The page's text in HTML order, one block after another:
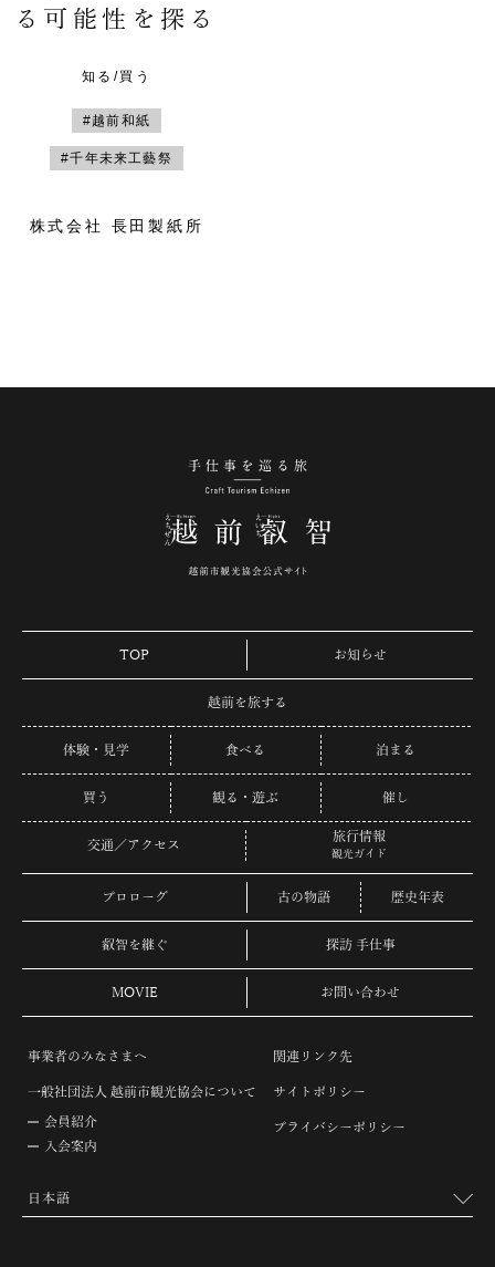
る可能性を探る
知る/買う
#越前和紙
#千年未来工藝祭
株式会社 長田製紙所
TOP お知らせ
越前を旅する
体験・見学 食べる 泊まる
買う 観る・遊ぶ 催し
交通／アクセス
旅行情報
観光ガイド
プロローグ 古の物語 歴史年表
叡智を継ぐ 探訪 手仕事
MOVIE お問い合わせ
事業者のみなさまへ
一般社団法人 越前市観光協会について
会員紹介
入会案内
関連リンク先
サイトポリシー
プライバシーポリシー